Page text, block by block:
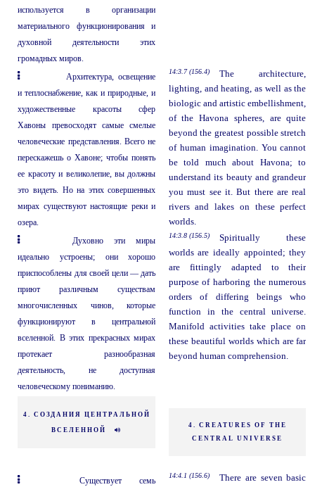
используется в организации
материального функционирования и
духовной деятельности этих
громадных миров.
Архитектура, освещение
и теплоснабжение, как и природные, и
художественные красоты сфер
Хавоны превосходят самые смелые
человеческие представления. Всего не
перескажешь о Хавоне; чтобы понять
ее красоту и великолепие, вы должны
это видеть. Но на этих совершенных
мирах существуют настоящие реки и
озера.
14:3.7 (156.4)
The architecture,
lighting, and heating, as well as the
biologic and artistic embellishment,
of the Havona spheres, are quite
beyond the greatest possible stretch
of human imagination. You cannot
be told much about Havona; to
understand its beauty and grandeur
you must see it. But there are real
rivers and lakes on these perfect
worlds.
Духовно эти миры
идеально устроены; они хорошо
приспособлены для своей цели — дать
приют различным существам
многочисленных чинов, которые
функционируют в центральной
вселенной. В этих прекрасных мирах
протекает разнообразная
деятельность, не доступная
человеческому пониманию.
14:3.8 (156.5)
Spiritually these
worlds are ideally appointed; they
are fittingly adapted to their
purpose of harboring the numerous
orders of differing beings who
function in the central universe.
Manifold activities take place on
these beautiful worlds which are far
beyond human comprehension.
4. СОЗДАНИЯ ЦЕНТРАЛЬНОЙ
ВСЕЛЕННОЙ
4. CREATURES OF THE
CENTRAL UNIVERSE
Существует семь
14:4.1 (156.6)
There are seven basic